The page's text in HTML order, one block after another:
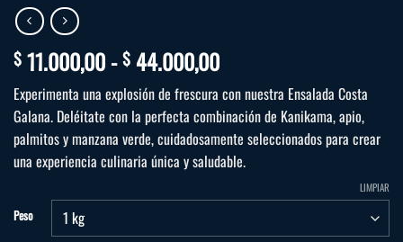
$ 11.000,00- $ 44.000,00Rango
precios:
desde
$ 11.000,00
hasta
Experimenta una explosión de frescura con nuestra Ensalada Costa
Galana. Deléitate con la perfecta combinación de Kanikama, apio,
palmitos y manzana verde, cuidadosamente seleccionados para crear
una experiencia culinaria única y saludable.
Peso
LIMPIAR